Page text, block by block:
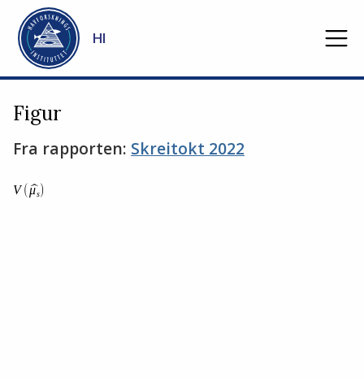
Gå til hovedinnhold
HI
Figur
Fra rapporten: Skreitokt 2022
Stopp